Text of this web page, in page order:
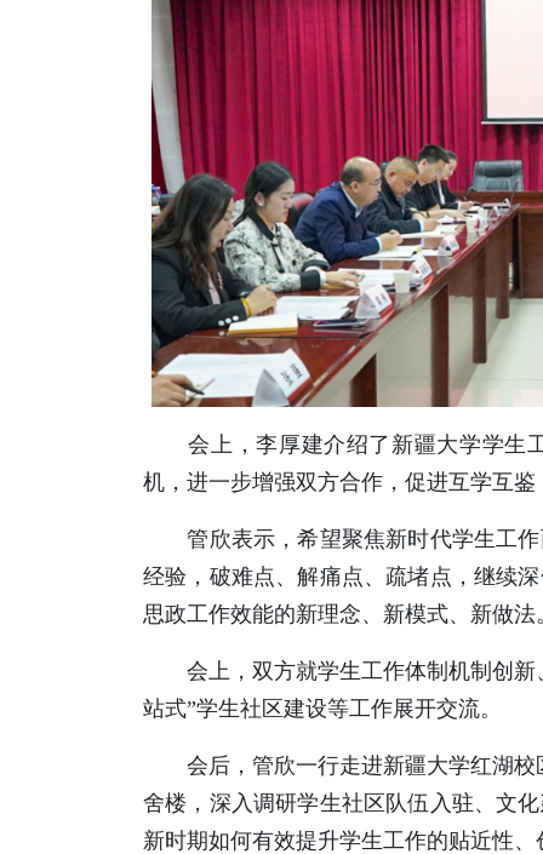
会上，李厚建介绍了新疆大学学生
机，进一步增强双方合作，促进互学互
管欣表示，希望聚焦新时代学生工作
经验，破难点、解痛点、疏堵点，继续
思政工作效能的新理念、新模式、新做法
会上，双方就学生工作体制机制创新
站式”学生社区建设等工作展开交流。
会后，管欣一行走进新疆大学红湖校
舍楼，深入调研学生社区队伍入驻、文
新时期如何有效提升学生工作的贴近性